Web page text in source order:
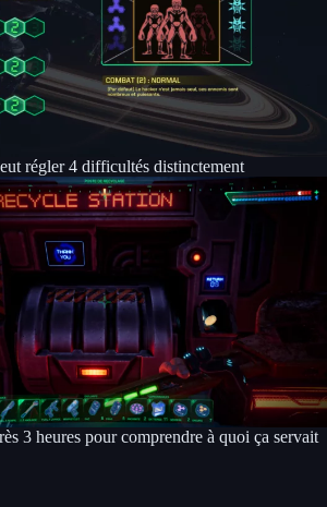
régler 4 difficultés distinctement
3 heures pour comprendre à quoi ça servait